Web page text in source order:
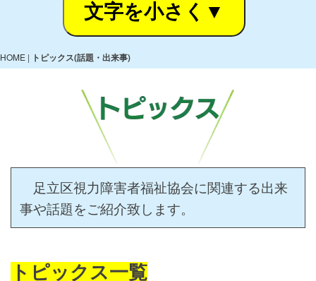
文字を小さく▼
HOME | トピックス(話題・出来事)
足立区視力障害者福祉協会に関連する出来
事や話題をご紹介致します。
トピックス一覧